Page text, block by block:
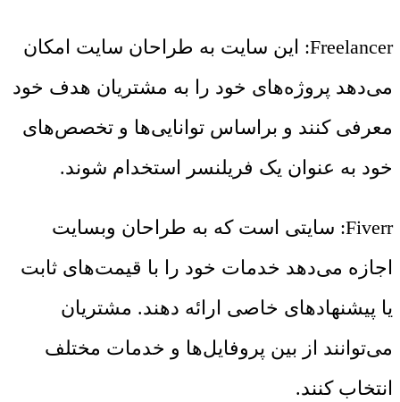
Freelancer: این سایت به طراحان سایت امکان
می‌دهد پروژه‌های خود را به مشتریان هدف خود
معرفی کنند و براساس توانایی‌ها و تخصص‌های
خود به عنوان یک فریلنسر استخدام شوند.
Fiverr: سایتی است که به طراحان وبسایت
اجازه می‌دهد خدمات خود را با قیمت‌های ثابت
یا پیشنهادهای خاصی ارائه دهند. مشتریان
می‌توانند از بین پروفایل‌ها و خدمات مختلف
انتخاب کنند.